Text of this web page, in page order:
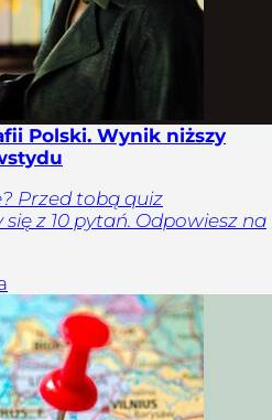
Polski. Wynik niższy
Przed tobą quiz
z 10 pytań. Odpowiesz na